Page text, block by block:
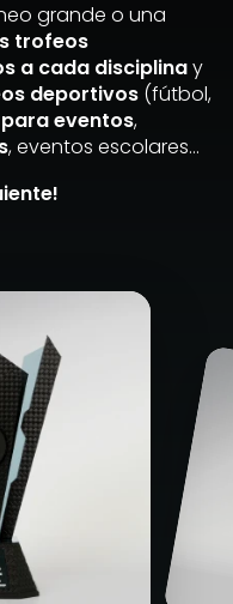
grande o una
trofeos
a cada disciplinay
deportivos (fútbol,
eventos,
, eventos escolares…